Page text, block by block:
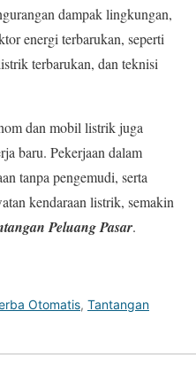
dampak lingkungan,
energi terbarukan, seperti
terbarukan, dan teknisi
dan mobil listrik juga
baru. Pekerjaan dalam
tanpa pengemudi, serta
kendaraan listrik, semakin
Peluang Pasar.
Otomatis, Tantangan